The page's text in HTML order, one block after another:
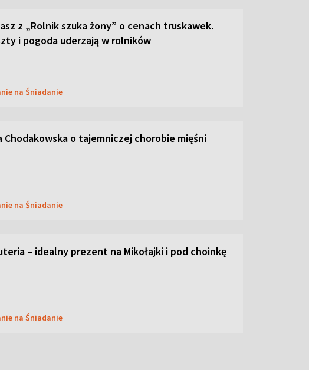
z „Rolnik szuka żony” o cenach truskawek.
i pogoda uderzają w rolników
na Śniadanie
Chodakowska o tajemniczej chorobie mięśni
na Śniadanie
– idealny prezent na Mikołajki i pod choinkę
na Śniadanie